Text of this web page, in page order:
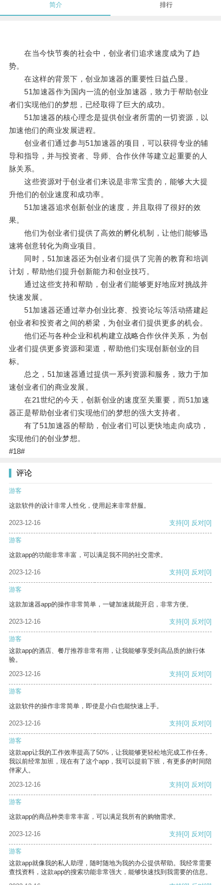
简介 排行
在当今快节奏的社会中，创业者们追求速度成为了趋
势。
在这样的背景下，创业加速器的重要性日益凸显。
51加速器作为国内一流的创业加速器，致力于帮助创业
者们实现他们的梦想，已经取得了巨大的成功。
51加速器的核心理念是提供创业者所需的一切资源，以
加速他们的商业发展进程。
创业者们通过参与51加速器的项目，可以获得专业的辅
导和指导，并与投资者、导师、合作伙伴等建立起重要的人
脉关系。
这些资源对于创业者们来说是非常宝贵的，能够大大提
升他们的创业速度和成功率。
51加速器追求创新创业的速度，并且取得了很好的效
果。
他们为创业者们提供了高效的孵化机制，让他们能够迅
速将创意转化为商业项目。
同时，51加速器还为创业者们提供了完善的教育和培训
计划，帮助他们提升创新能力和创业技巧。
通过这些支持和帮助，创业者们能够更好地应对挑战并
快速发展。
51加速器还通过举办创业比赛、投资论坛等活动搭建起
创业者和投资者之间的桥梁，为创业者们提供更多的机会。
他们还与各种企业和机构建立战略合作伙伴关系，为创
业者们提供更多资源和渠道，帮助他们实现创新创业的目
标。
总之，51加速器通过提供一系列资源和服务，致力于加
速创业者们的商业发展。
在21世纪的今天，创新创业的速度至关重要，而51加速
器正是帮助创业者们实现他们的梦想的强大支持者。
有了51加速器的帮助，创业者们可以更快地走向成功，
实现他们的创业梦想。
#18#
评论
游客
这款软件的设计非常人性化，使用起来非常舒服。
2023-12-16 支持[0] 反对[0]
游客
这款app的功能非常丰富，可以满足我不同的社交需求。
2023-12-16 支持[0] 反对[0]
游客
这款加速器app的操作非常简单，一键加速就能开启，非常方便。
2023-12-16 支持[0] 反对[0]
游客
这款app的酒店、餐厅推荐非常有用，让我能够享受到高品质的旅行体
验。
2023-12-16
支持[0] 反对[0]
游客
这款软件的操作非常简单，即使是小白也能快速上手。
2023-12-16 支持[0] 反对[0]
游客
这款app让我的工作效率提高了50%，让我能够更轻松地完成工作任务。
我以前经常加班，现在有了这个app，我可以提前下班，有更多的时间陪
伴家人。
2023-12-16
支持[0] 反对[0]
游客
这款app的商品种类非常丰富，可以满足我所有的购物需求。
2023-12-16 支持[0] 反对[0]
游客
这款app就像我的私人助理，随时随地为我的办公提供帮助。我经常需要
查找资料，这款app的搜索功能非常强大，能够快速找到我需要的信息。